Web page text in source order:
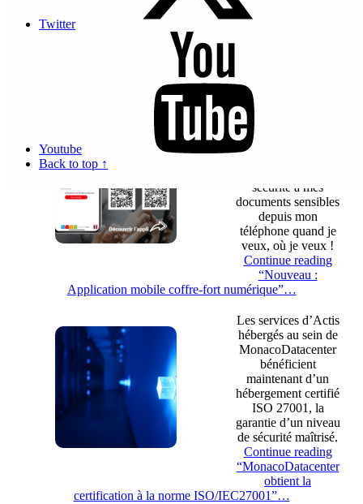
Twitter
Youtube
Back to top ↑
ligne, sécurisé,
plateforme de signature électronique simple et sécurisée”
Dispo maintenant
sur IOS et Android
sécurité à mes
documents sensibles
depuis mon
téléphone quand je
veux, où je veux !
Continue reading
“Nouveau :
Application mobile coffre-fort numérique”…
Les services d’Actis
hébergés au sein de
MonacoDatacenter
bénéficient
maintenant d’un
hébergement certifié
ISO 27001, la
garantie d’un niveau
de sécurité maîtrisé.
Continue reading
“MonacoDatacenter
obtient la
certification à la norme ISO/IEC27001”…